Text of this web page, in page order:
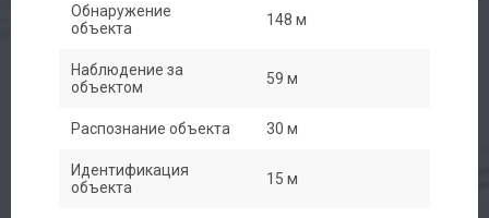
Обнаружение
объекта
148 м
Наблюдение за
объектом
59 м
Распознание объекта 30 м
Идентификация
объекта
15 м